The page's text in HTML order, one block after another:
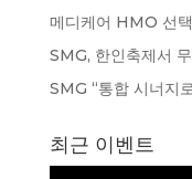
메디케어 HMO 선
SMG, 한인축제서
SMG “통합 시너지
최근 이벤트